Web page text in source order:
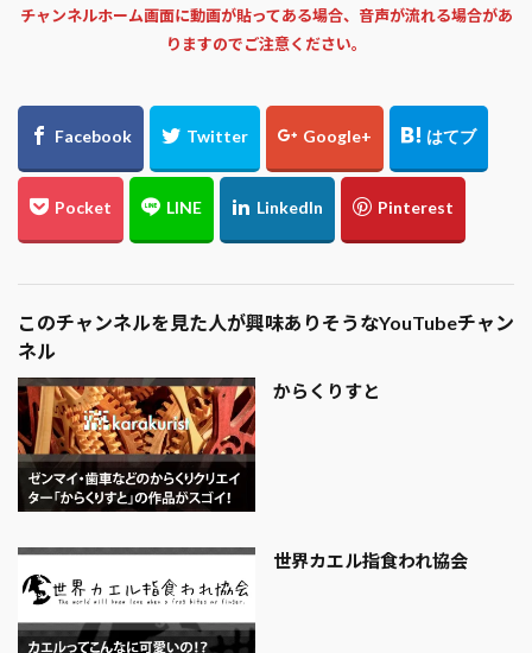
チャンネルホーム画面に動画が貼ってある場合、音声が流れる場合があ
りますのでご注意ください。
このチャンネルを見た人が興味ありそうなYouTubeチャン
ネル
からくりすと
世界カエル指食われ協会